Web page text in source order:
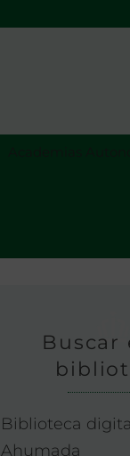
Buscar
Biblioteca
Ahumada